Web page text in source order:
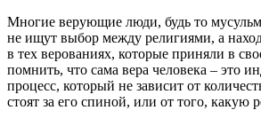
Многие верующие люди, будь то
не ищут выбор между религиями, а
в тех верованиях, которые приняли в
помнить, что сама вера человека – это
процесс, который не зависит от
стоят за его спиной, или от того, какую